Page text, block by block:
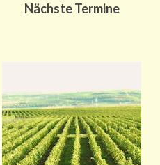
Nächste Termine